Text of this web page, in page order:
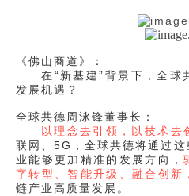
《佛山商道》：
在“新基建”背景下，全球
发展机遇？
全球共德周泳锋董事长：
以理念去引领，以技术去
联网、5G，全球共德将通过
业能够更加精准的发展方向，
字转型、智能升级、融合创新
链产业高质量发展。